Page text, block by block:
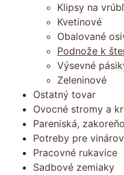
Klipsy na
Kvetinové
Obalované
Podnože k
Výsevné
Zeleninové
Ostatný tovar
Ovocné stromy a
Pareniská,
Potreby pre vinárov
Pracovné rukavice
Sadbové zemiaky